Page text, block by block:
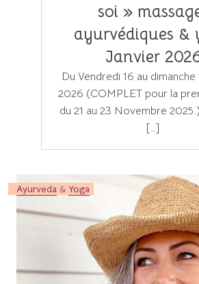
soi »
ayurvédiques &
Janvier
Du Vendredi 16 au dimanche
2026 (COMPLET pour la
du 21 au 23 Novembre
[…]
Ayurveda & Yoga